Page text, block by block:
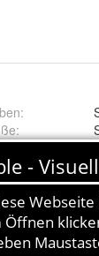
Busto Garoflo,
:
: